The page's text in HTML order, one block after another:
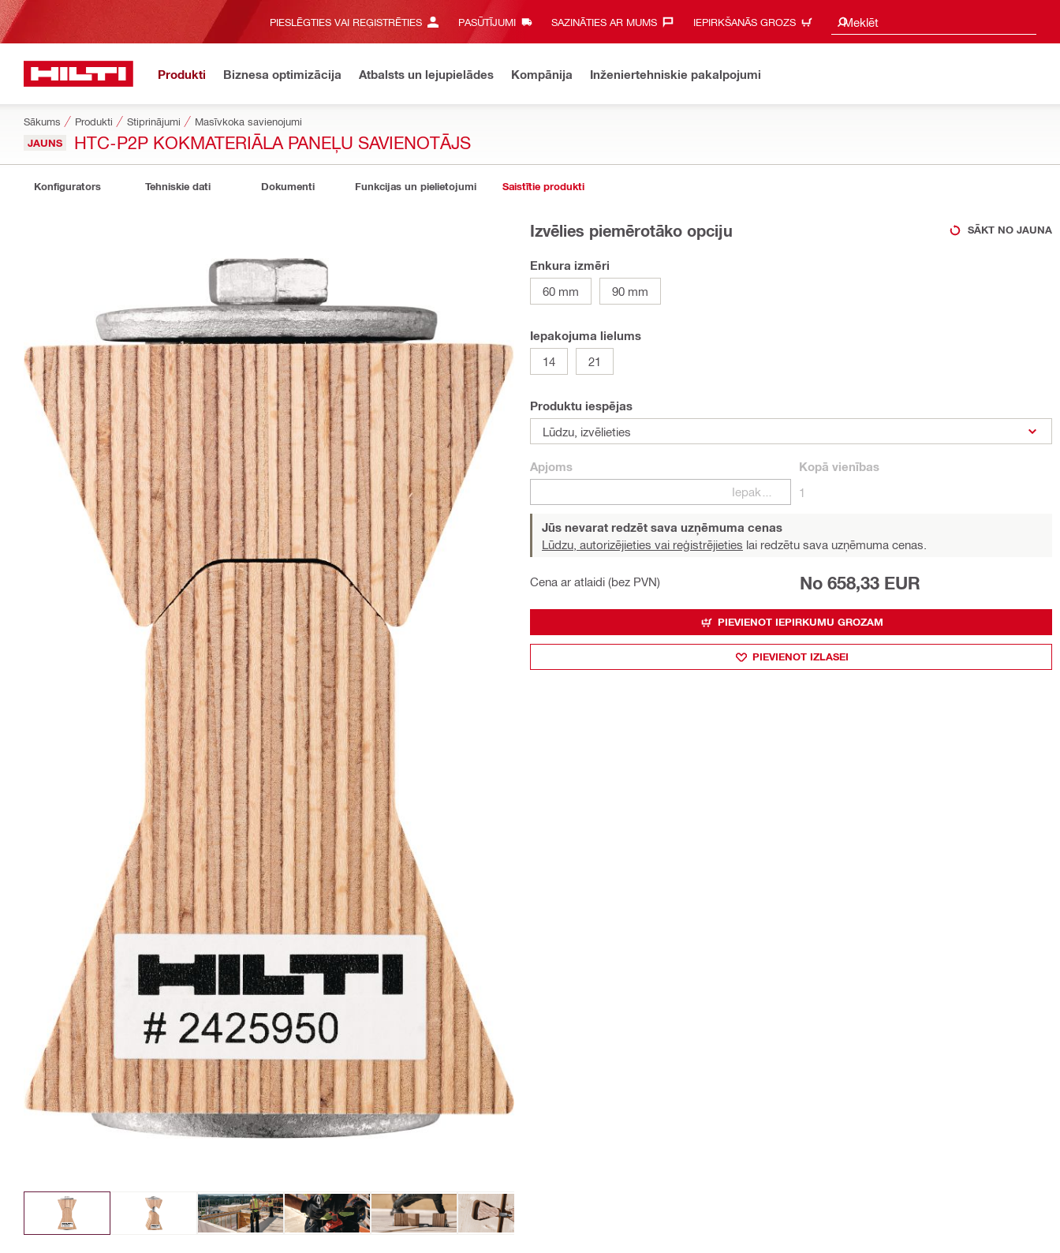
PIESLĒGTIES VAI REĢISTRĒTIES PASŪTĪJUMI SAZINĀTIES AR MUMS‎ IEPIRKŠANĀS GROZS Meklēt
Meklēšanas ieteikumi
Produkti Biznesa optimizācija Atbalsts un lejupielādes Kompānija Inženiertehniskie pakalpojumi
Sākums Produkti Stiprinājumi Masīvkoka savienojumi
JAUNS HTC-P2P KOKMATERIĀLA PANEĻU SAVIENOTĀJS
Konfigurators Tehniskie dati Dokumenti Funkcijas un pielietojumi Saistītie produkti
Izvēlies piemērotāko opciju SĀKT NO JAUNA
Enkura izmēri
60 mm
90 mm
Iepakojuma lielums
14
21
Produktu iespējas
Lūdzu, izvēlieties
Apjoms
Kopā vienības
1
Jūs nevarat redzēt sava uzņēmuma cenas
Lūdzu, autorizējieties vai reģistrējieties lai redzētu sava uzņēmuma cenas.
Cena ar atlaidi (bez PVN) No 658,33 EUR
PIEVIENOT IEPIRKUMU GROZAM
PIEVIENOT IZLASEI